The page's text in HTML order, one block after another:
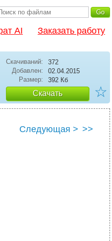
AI Заказать работу
Скачиваний:
372
Добавлен:
02.04.2015
Размер:
392 Кб
Скачать ☆
Следующая > >>